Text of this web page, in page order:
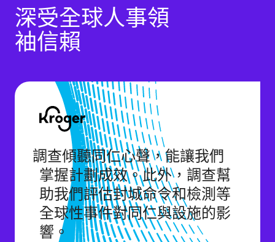
深受全球人事領
袖信賴
調查傾聽同仁心聲，能讓我們
掌握計劃成效。此外，調查幫
助我們評估封城命令和檢測等
全球性事件對同仁與設施的影
響。